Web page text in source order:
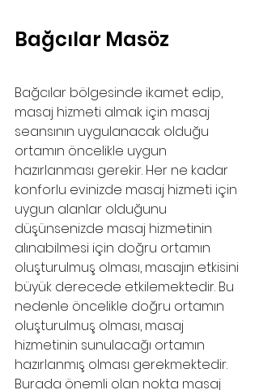
Bağcılar Masöz
Bağcılar bölgesinde ikamet edip,
masaj hizmeti almak için masaj
seansının uygulanacak olduğu
ortamın öncelikle uygun
hazırlanması gerekir. Her ne kadar
konforlu evinizde masaj hizmeti için
uygun alanlar olduğunu
düşünsenizde masaj hizmetinin
alınabilmesi için doğru ortamın
oluşturulmuş olması, masajın etkisini
büyük derecede etkilemektedir. Bu
nedenle öncelikle doğru ortamın
oluşturulmuş olması, masaj
hizmetinin sunulacağı ortamın
hazırlanmış olması gerekmektedir.
Burada önemli olan nokta masaj